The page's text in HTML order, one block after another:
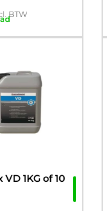
BTW
VD 1KG of 10